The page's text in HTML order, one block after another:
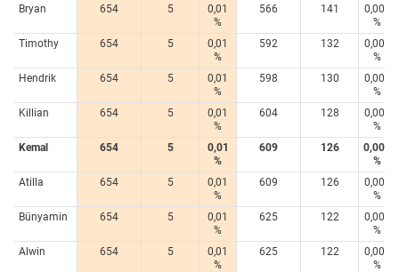
Bryan
654 5
0,01
%
566 141
0,009
%
Timothy
654 5
0,01
%
592 132
0,009
%
Hendrik
654 5
0,01
%
598 130
0,009
%
Killian
654 5
0,01
%
604 128
0,009
%
Kemal
654 5
0,01
%
609 126
0,008
%
Atilla
654 5
0,01
%
609 126
0,008
%
Bünyamin
654 5
0,01
%
625 122
0,008
%
Alwin
654 5
0,01
%
625 122
0,008
%